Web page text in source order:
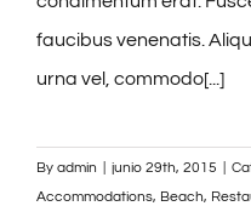
faucibus venenatis.
urna vel, commodo[...]
By admin junio 29th, 2015
Accommodations, Beach,